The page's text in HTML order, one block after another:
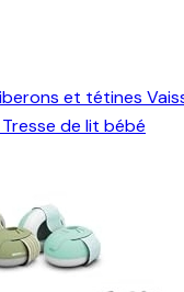
et tétines
Tresse de lit bébé